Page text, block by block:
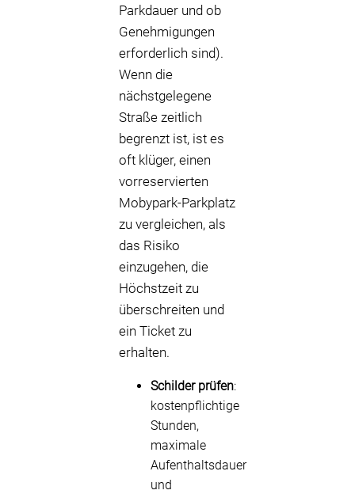
Parkdauer und ob
Genehmigungen
erforderlich sind).
Wenn die
nächstgelegene
Straße zeitlich
begrenzt ist, ist es
oft klüger, einen
vorreservierten
Mobypark-Parkplatz
zu vergleichen, als
das Risiko
einzugehen, die
Höchstzeit zu
überschreiten und
ein Ticket zu
erhalten.
Schilder prüfen:
kostenpflichtige
Stunden,
maximale
Aufenthaltsdauer
und